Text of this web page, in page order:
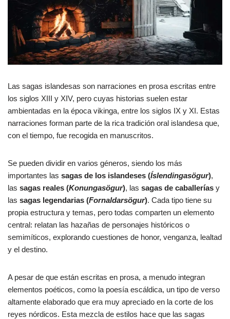
Las sagas islandesas son narraciones en prosa escritas entre
los siglos XIII y XIV, pero cuyas historias suelen estar
ambientadas en la época vikinga, entre los siglos IX y XI. Estas
narraciones forman parte de la rica tradición oral islandesa que,
con el tiempo, fue recogida en manuscritos.
Se pueden dividir en varios géneros, siendo los más
importantes las sagas de los islandeses (Íslendingasögur),
las sagas reales (Konungasögur), las sagas de caballerías y
las sagas legendarias (Fornaldarsögur). Cada tipo tiene su
propia estructura y temas, pero todas comparten un elemento
central: relatan las hazañas de personajes históricos o
semimíticos, explorando cuestiones de honor, venganza, lealtad
y el destino.
A pesar de que están escritas en prosa, a menudo integran
elementos poéticos, como la poesía escáldica, un tipo de verso
altamente elaborado que era muy apreciado en la corte de los
reyes nórdicos. Esta mezcla de estilos hace que las sagas